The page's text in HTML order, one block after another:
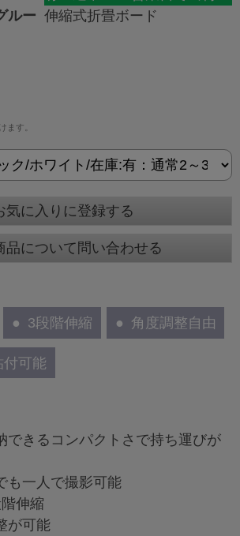
ルー 伸縮式折畳ボード
ます。
気に入りに登録する
品について問い合わせる
3段階伸縮 角度調整自由
付可能
できるコンパクトさで持ち運びが
も一人で撮影可能
伸縮
が可能